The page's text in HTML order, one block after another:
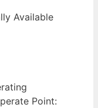
Available
Point: